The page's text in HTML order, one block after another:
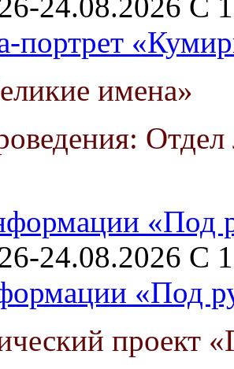
портрет
имена»
Отдел
24.08.2026 С
«Под
проект